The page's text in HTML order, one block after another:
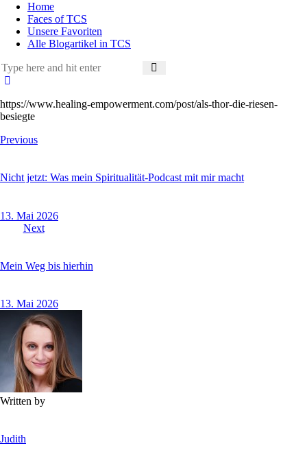
Home
Faces of TCS
Unsere Favoriten
Alle Blogartikel in TCS
https://www.healing-empowerment.com/post/als-thor-die-riesen-
besiegte
Beitragsnavigation
Previous
Nicht jetzt: Was mein Spiritualität-Podcast mit mir macht
13. Mai 2026
Next
Mein Weg bis hierhin
13. Mai 2026
Written by
Judith